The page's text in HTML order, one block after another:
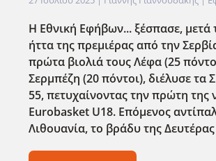
Η Εθνική Εφήβων... ξέσπασε, μετά
ήττα της πρεμιέρας από την
πρώτα βιολιά τους Λέφα (25
Σερμπέζη (20 πόντοι), διέλυσε τα
55, πετυχαίνοντας την πρώτη της
Eurobasket U18. Επόμενος
Λιθουανία, το βράδυ της